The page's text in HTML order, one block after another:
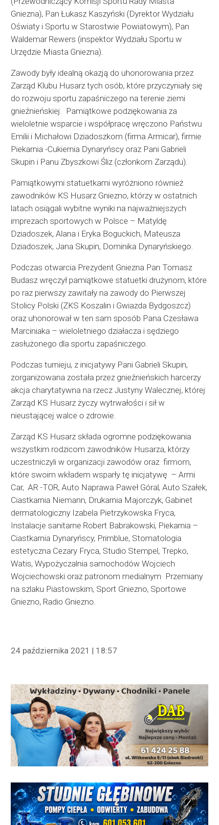
Gniezna), Pan Łukasz Kaszyński (Dyrektor Wydziału
Oświaty i Sportu w Starostwie Powiatowym), Pan
Waldemar Rewers (inspektor Wydziału Sportu w
Urzędzie Miasta Gniezna).
Zawody były idealną okazją do uhonorowania przez
Zarząd Klubu Husarz tych osób, które przyczyniały się
do rozwoju sportu zapaśniczego na terenie ziemi
gnieźnieńskiej. Pamiątkowe podziękowania za
wieloletnie wsparcie i współpracę wręczono Państwu
Emilii i Michałowi Dziadoszkom (firma Armicar), firmie
Piekarnia -Cukiernia Dynaryńscy oraz Pani Gabrieli
Skupin i Panu Zbyszkowi Śliz (członkom Zarządu).
Pamiątkowymi statuetkami wyróżniono również
zawodników KS Husarz Gniezno, którzy w ostatnich
latach osiągali wybitne wyniki na najważniejszych
imprezach sportowych w Polsce – Matyldę
Dziadoszek, Alana i Eryka Boguckich, Mateusza
Dziadoszek, Jana Skupin, Dominika Dynaryńskiego.
Podczas otwarcia Prezydent Gniezna Pan Tomasz
Budasz wręczył pamiątkowe statuetki drużynom, które
po raz pierwszy zawitały na zawody do Pierwszej
Stolicy Polski (ZKS Koszalin i Gwiazda Bydgoszcz)
oraz uhonorował w ten sam sposób Pana Czesława
Marciniaka – wieloletniego działacza i sędziego
zasłużonego dla sportu zapaśniczego.
Podczas turnieju, z inicjatywy Pani Gabrieli Skupin,
zorganizowana została przez gnieźnieńskich harcerzy
akcja charytatywna na rzecz Justyny Walecznej, której
Zarząd KS Husarz życzy wytrwałości i sił w
nieustającej walce o zdrowie.
Zarząd KS Husarz składa ogromne podziękowania
wszystkim rodzicom zawodników Husarza, którzy
uczestniczyli w organizacji zawodów oraz firmom,
które swoim wkładem wsparły tę inicjatywę – Armi
Car, AR -TOR, Auto Naprawa Paweł Góral,Auto Szałek,
Ciastkarnia Niemann, Drukarnia Majorczyk, Gabinet
dermatologiczny Izabela Pietrzykowska Fryca,
Instalacje sanitarne Robert Babrakowski, Piekarnia –
Ciastkarnia Dynaryńscy, Primblue, Stomatologia
estetyczna Cezary Fryca, Studio Stempel, Trepko,
Watis, Wypożyczalnia samochodów Wojciech
Wojciechowski oraz patronom medialnym Przemiany
na szlaku Piastowskim, Sport Gniezno, Sportowe
Gniezno, Radio Gniezno.
24 października 2021 | 18:57